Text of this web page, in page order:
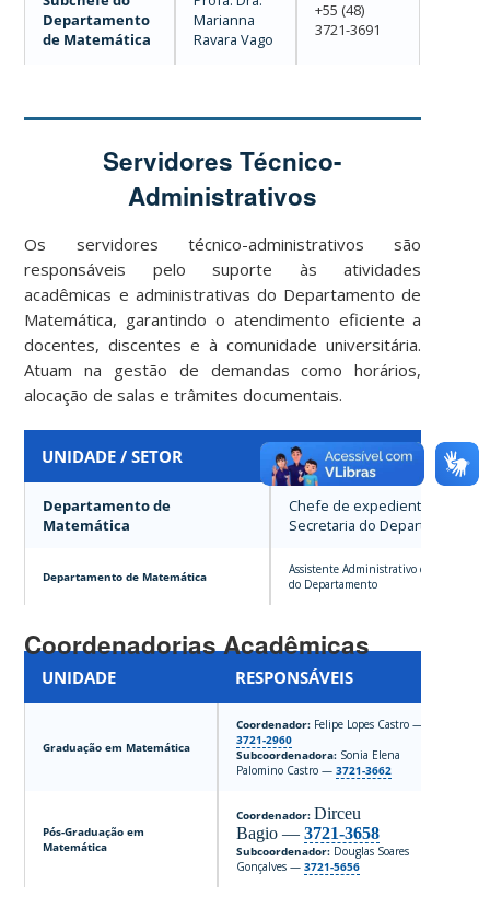
Departamento
de Matemática
Marianna
Ravara Vago
+55 (48)
3721-3691
Servidores Técnico-
Administrativos
Os servidores técnico-administrativos são
responsáveis pelo suporte às atividades
acadêmicas e administrativas do Departamento de
Matemática, garantindo o atendimento eficiente a
docentes, discentes e à comunidade universitária.
Atuam na gestão de demandas como horários,
alocação de salas e trâmites documentais.
UNIDADE / SETOR FUNÇÃO
Departamento de
Matemática
Chefe de expediente da
Secretaria do Departamento
Departamento de Matemática
Assistente Administrativo da Secretaria
do Departamento
Coordenadorias Acadêmicas
UNIDADE RESPONSÁVEIS
Graduação em Matemática
Coordenador: Felipe Lopes Castro —
3721-2960
Subcoordenadora: Sonia Elena
Palomino Castro —3721-3662
Pós-Graduação em
Matemática
Coordenador: Dirceu
Bagio —3721-3658
Subcoordenador: Douglas Soares
Gonçalves —3721-5656